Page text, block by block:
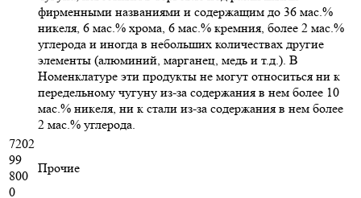
фирменными названиями и содержащим до 36 мас.%
никеля, 6 мас.% хрома, 6 мас.% кремния, более 2 мас.%
углерода и иногда в небольших количествах другие
элементы (алюминий, марганец, медь и т.д.). В
Номенклатуре эти продукты не могут относиться ни к
передельному чугуну из-за содержания в нем более 10
мас.% никеля, ни к стали из-за содержания в нем более
2 мас.% углерода.
7202
99
800
0
Прочие